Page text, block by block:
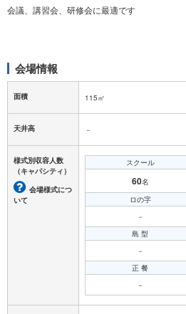
会議、講習会、研修会に最適です
会場情報
面積 115㎡
天井高 －
様式別収容人数
（キャパシティ）
会場様式につ
いて
スクール
60名
ロの字
－
島 型
－
正 餐
－